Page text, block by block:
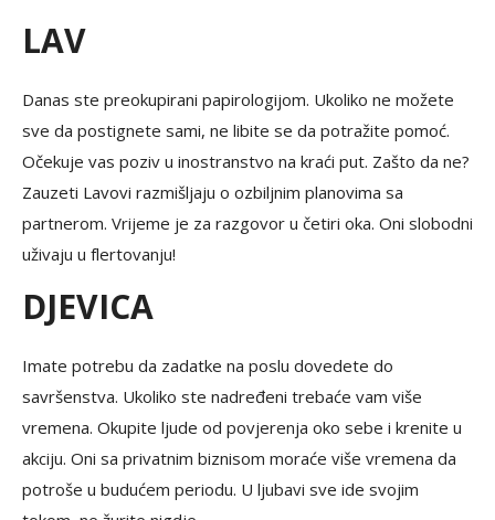
LAV
Danas ste preokupirani papirologijom. Ukoliko ne možete
sve da postignete sami, ne libite se da potražite pomoć.
Očekuje vas poziv u inostranstvo na kraći put. Zašto da ne?
Zauzeti Lavovi razmišljaju o ozbiljnim planovima sa
partnerom. Vrijeme je za razgovor u četiri oka. Oni slobodni
uživaju u flertovanju!
DJEVICA
Imate potrebu da zadatke na poslu dovedete do
savršenstva. Ukoliko ste nadređeni trebaće vam više
vremena. Okupite ljude od povjerenja oko sebe i krenite u
akciju. Oni sa privatnim biznisom moraće više vremena da
potroše u budućem periodu. U ljubavi sve ide svojim